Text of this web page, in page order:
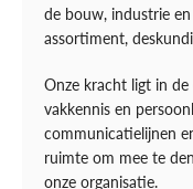
de bouw, industrie
assortiment,
Onze kracht ligt in
vakkennis en
communicatielijnen
ruimte om mee te
onze organisatie.